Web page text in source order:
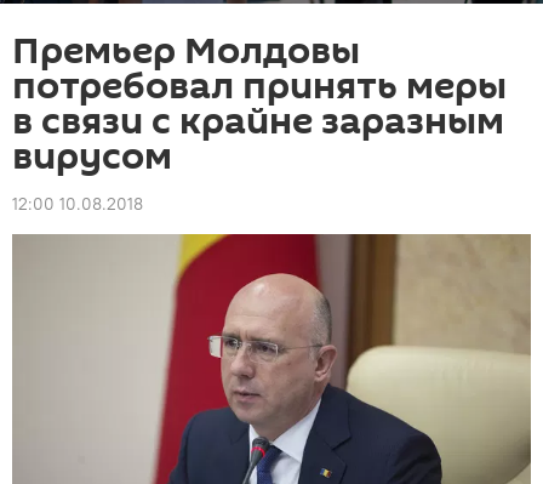
Премьер Молдовы
потребовал принять меры
в связи с крайне заразным
вирусом
12:00 10.08.2018